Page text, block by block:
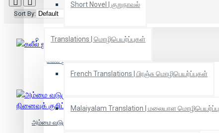
Short Novel | குறுநாவல்
Translations | மொழிபெயர்ப்புகள்
French Translations | பிரஞ்சு மொழிபெயர்ப்புகள்
Malaiyalam Translation | மலையாள மொழிபெயர்ப்பு
Sort By:
கலீல் ஜிப்ரான் வாழ்க்கை வரலாறு
அம்மை வடுமுகத்து ஒரு நாடோடி ஆத்மாவின்